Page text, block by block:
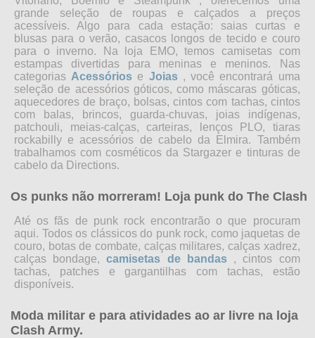
grande seleção de roupas e calçados a preços
acessíveis. Algo para cada estação: saias curtas e
blusas para o verão, casacos longos de tecido e couro
para o inverno. Na loja EMO, temos camisetas com
estampas divertidas para meninas e meninos. Nas
categorias Acessórios e Joias, você encontrará uma
seleção de acessórios góticos, como máscaras góticas,
aquecedores de braço, bolsas, cintos com tachas, cintos
com balas, brincos, guarda-chuvas, joias indígenas,
patchouli, meias-calças, carteiras, lenços PLO, tiaras
rockabilly e acessórios de cabelo da Elmira. Também
trabalhamos com cosméticos da Stargazer e tinturas de
cabelo da Directions.
Os punks não morreram! Loja punk do The Clash
Até os fãs de punk rock encontrarão o que procuram
aqui. Todos os clássicos do punk rock, como jaquetas de
couro, botas de combate, calças militares, calças xadrez,
calças bondage,camisetas de bandas, cintos com
tachas, patches e gargantilhas com tachas, estão
disponíveis.
Moda militar e para atividades ao ar livre na loja
Clash Army.